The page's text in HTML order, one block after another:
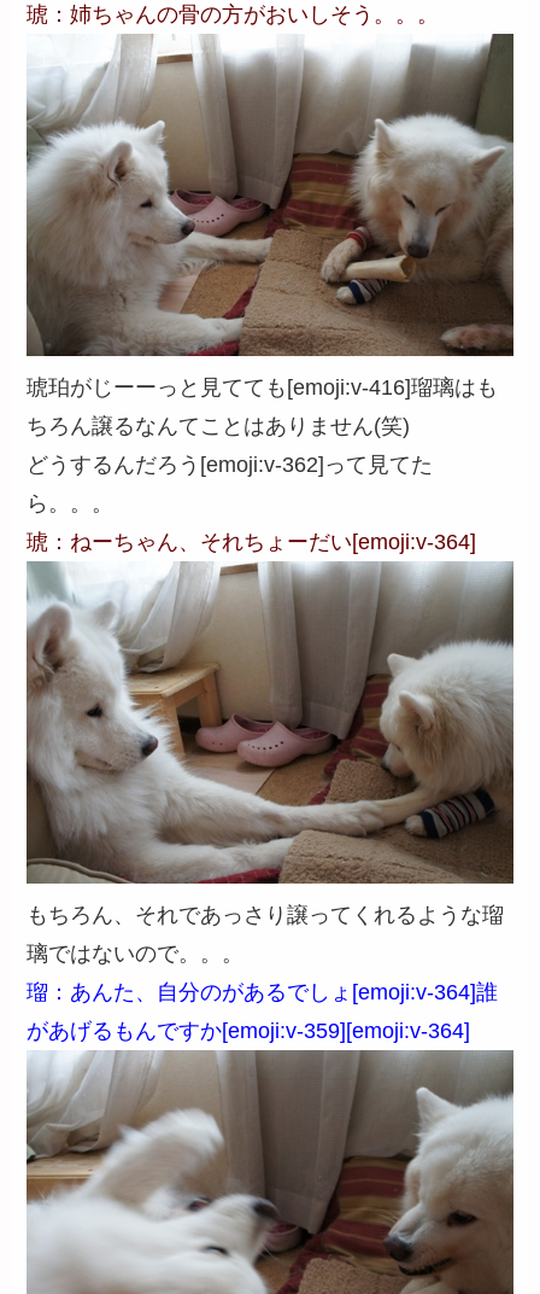
琥：姉ちゃんの骨の方がおいしそう。。。
琥珀がじーーっと見てても[emoji:v-416]瑠璃はも
ちろん譲るなんてことはありません(笑)
どうするんだろう[emoji:v-362]って見てた
ら。。。
琥：ねーちゃん、それちょーだい[emoji:v-364]
もちろん、それであっさり譲ってくれるような瑠
璃ではないので。。。
瑠：あんた、自分のがあるでしょ[emoji:v-364]誰
があげるもんですか[emoji:v-359][emoji:v-364]